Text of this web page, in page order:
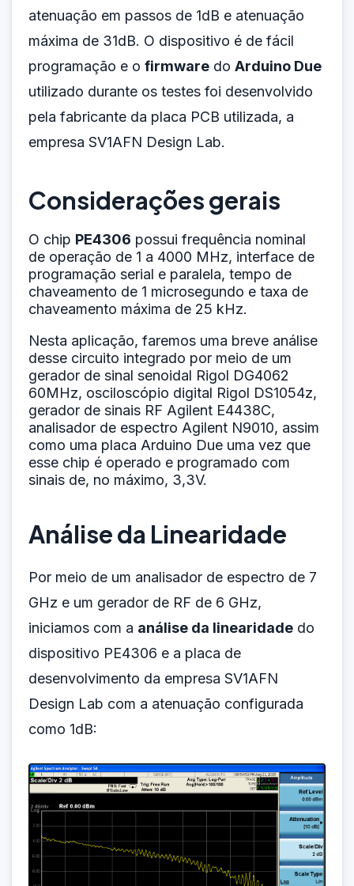
atenuação em passos de 1dB e atenuação
máxima de 31dB. O dispositivo é de fácil
programação e o firmwaredo Arduino Due
utilizado durante os testes foi desenvolvido
pela fabricante da placa PCB utilizada, a
empresa SV1AFN Design Lab.
Considerações gerais
O chip PE4306 possui frequência nominal
de operação de 1 a 4000 MHz, interface de
programação serial e paralela, tempo de
chaveamento de 1 microsegundo e taxa de
chaveamento máxima de 25 kHz.
Nesta aplicação, faremos uma breve análise
desse circuito integrado por meio de um
gerador de sinal senoidal Rigol DG4062
60MHz, osciloscópio digital Rigol DS1054z,
gerador de sinais RF Agilent E4438C,
analisador de espectro Agilent N9010, assim
como uma placa Arduino Due uma vez que
esse chip é operado e programado com
sinais de, no máximo, 3,3V.
Análise da Linearidade
Por meio de um analisador de espectro de 7
GHz e um gerador de RF de 6 GHz,
iniciamos com a análise da linearidadedo
dispositivo PE4306 e a placa de
desenvolvimento da empresa SV1AFN
Design Lab com a atenuação configurada
como 1dB: